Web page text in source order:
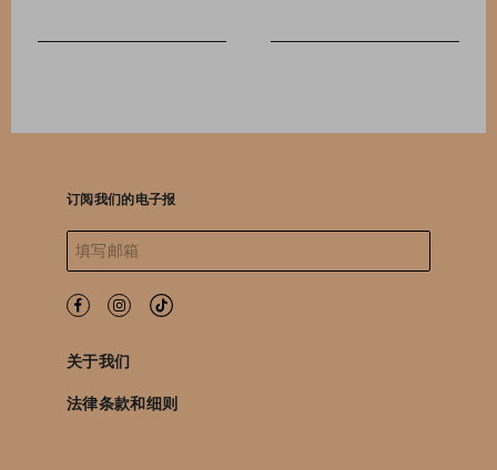
订阅我们的电子报
关于我们
法律条款和细则